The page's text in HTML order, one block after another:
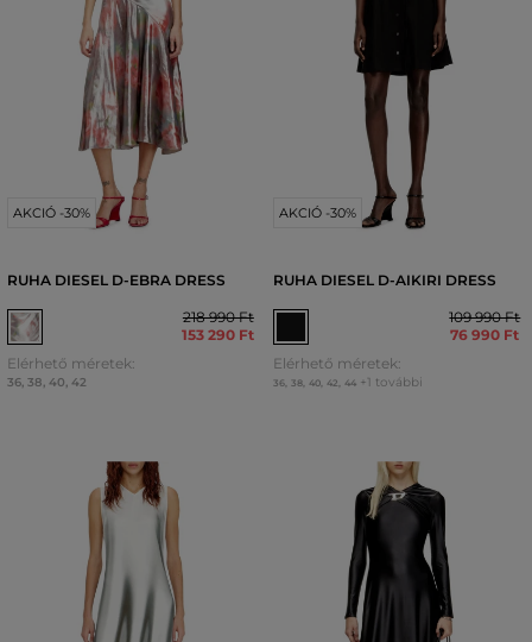
AKCIÓ -30%
RUHA DIESEL D-EBRA DRESS
218 990 Ft
153 290 Ft
Elérhető méretek:
36, 38, 40, 42
AKCIÓ -30%
RUHA DIESEL D-AIKIRI DRESS
109 990 Ft
76 990 Ft
Elérhető méretek:
36, 38, 40, 42 44 +1 további